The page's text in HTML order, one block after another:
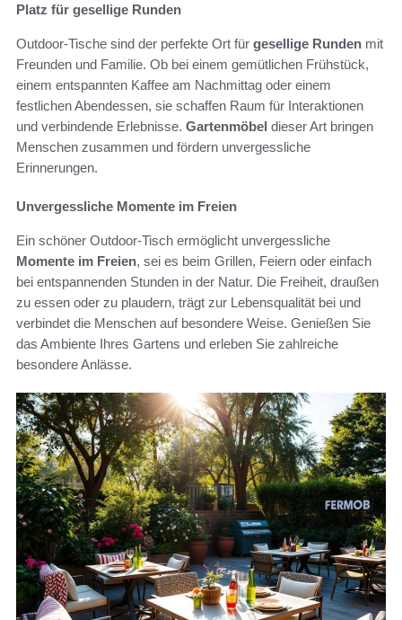
Platz für gesellige Runden
Outdoor-Tische sind der perfekte Ort für gesellige Runden mit
Freunden und Familie. Ob bei einem gemütlichen Frühstück,
einem entspannten Kaffee am Nachmittag oder einem
festlichen Abendessen, sie schaffen Raum für Interaktionen
und verbindende Erlebnisse. Gartenmöbel dieser Art bringen
Menschen zusammen und fördern unvergessliche
Erinnerungen.
Unvergessliche Momente im Freien
Ein schöner Outdoor-Tisch ermöglicht unvergessliche
Momente im Freien, sei es beim Grillen, Feiern oder einfach
bei entspannenden Stunden in der Natur. Die Freiheit, draußen
zu essen oder zu plaudern, trägt zur Lebensqualität bei und
verbindet die Menschen auf besondere Weise. Genießen Sie
das Ambiente Ihres Gartens und erleben Sie zahlreiche
besondere Anlässe.